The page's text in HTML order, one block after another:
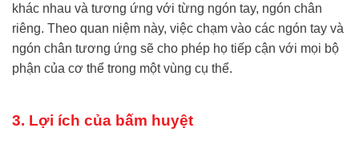
khác nhau và tương ứng với từng ngón tay, ngón chân
riêng. Theo quan niệm này, việc chạm vào các ngón tay và
ngón chân tương ứng sẽ cho phép họ tiếp cận với mọi bộ
phận của cơ thể trong một vùng cụ thể.
3. Lợi ích của bấm huyệt